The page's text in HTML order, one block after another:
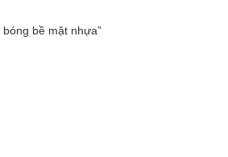
bề mặt nhựa”